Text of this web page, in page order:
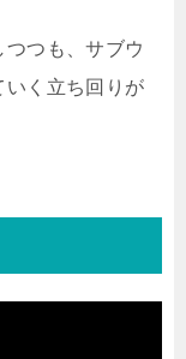
つも、サブウ
いく立ち回りが